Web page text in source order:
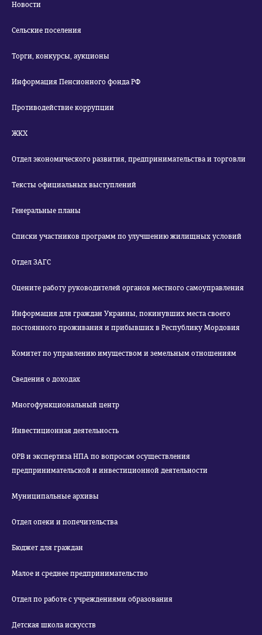
Новости
Сельские поселения
Торги, конкурсы, аукционы
Информация Пенсионного фонда РФ
Противодействие коррупции
ЖКХ
Отдел экономического развития, предпринимательства и торговли
Тексты официальных выступлений
Генеральные планы
Списки участников программ по улучшению жилищных условий
Отдел ЗАГС
Оцените работу руководителей органов местного самоуправления
Информация для граждан Украины, покинувших места своего
постоянного проживания и прибывших в Республику Мордовия
Комитет по управлению имуществом и земельным отношениям
Сведения о доходах
Многофункциональный центр
Инвестиционная деятельность
ОРВ и экспертиза НПА по вопросам осуществления
предпринимательской и инвестиционной деятельности
Муниципальные архивы
Отдел опеки и попечительства
Бюджет для граждан
Малое и среднее предпринимательство
Отдел по работе с учреждениями образования
Детская школа искусств